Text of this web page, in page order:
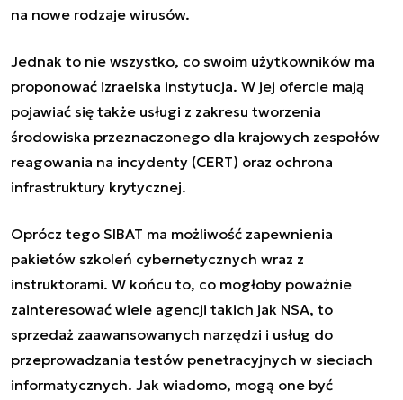
na nowe rodzaje wirusów.
Jednak to nie wszystko, co swoim użytkowników ma
proponować izraelska instytucja. W jej ofercie mają
pojawiać się także usługi z zakresu tworzenia
środowiska przeznaczonego dla krajowych zespołów
reagowania na incydenty (CERT) oraz ochrona
infrastruktury krytycznej.
Oprócz tego SIBAT ma możliwość zapewnienia
pakietów szkoleń cybernetycznych wraz z
instruktorami. W końcu to, co mogłoby poważnie
zainteresować wiele agencji takich jak NSA, to
sprzedaż zaawansowanych narzędzi i usług do
przeprowadzania testów penetracyjnych w sieciach
informatycznych. Jak wiadomo, mogą one być